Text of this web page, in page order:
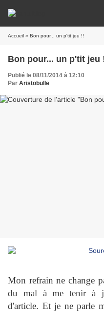
Accueil » Bon pour... un p'tit jeu !!
Bon pour... un p'tit jeu
Publié le 08/11/2014 à 12:10
Par Aristobulle
Mon refrain ne change
du mal à me tenir à
d'article. Et je ne parle